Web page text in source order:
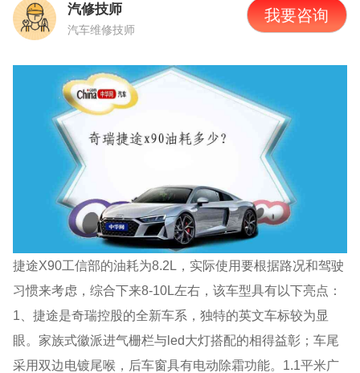
汽修技师
汽车维修技师
我要咨询
捷途X90工信部的油耗为8.2L，实际使用要根据路况和驾驶
习惯来考虑，综合下来8-10L左右，该车型具有以下亮点：
1、捷途是奇瑞控股的全新车系，独特的英文车标较为显
眼。家族式徽派进气栅栏与led大灯搭配的相得益彰；车尾
采用双边电镀尾喉，后车窗具有电动除霜功能。1.1平米广